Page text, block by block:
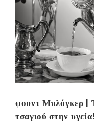
φουντ Μπλόγκερ |
τσαγιού στην υγεία!